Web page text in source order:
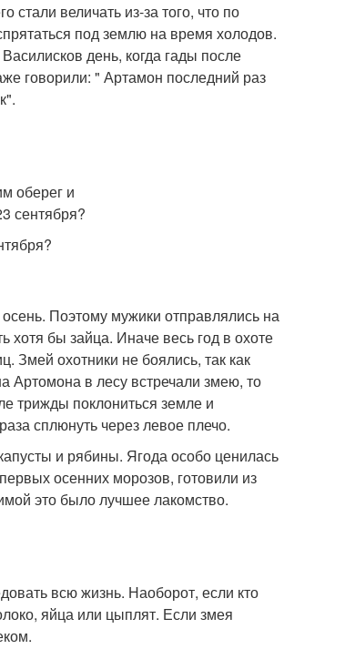
величать из-за того, что по
под землю на время холодов.
день, когда гады после
говорили: " Артамон последний раз
Поэтому мужики отправлялись на
хотя бы зайца. Иначе весь год в охоте
Змей охотники не боялись, так как
Артомона в лесу встречали змею, то
трижды поклониться земле и
сплюнуть через левое плечо.
и рябины. Ягода особо ценилась
осенних морозов, готовили из
это было лучшее лакомство.
всю жизнь. Наоборот, если кто
яйца или цыплят. Если змея